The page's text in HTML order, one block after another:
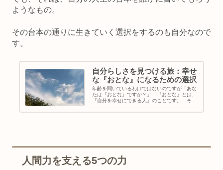
ようなもの。
その台本の通りに生きていく選択をするのも自分なので
す。
自分らしさを見つける旅：幸せ
な『おとな』になるための選択
年齢を聞いているわけではないのですが「あな
たは『おとな』ですか？」 『おとな』とは、
『自分を幸せにできる人』のことです。 そし
せになることを避ける生き方」よりも○ 「幸
人間力を支える5つの力